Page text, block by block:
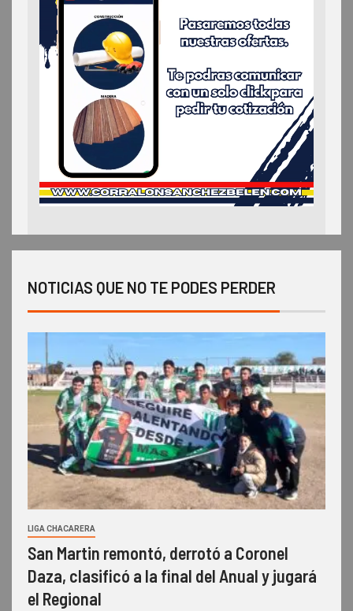
NOTICIAS QUE NO TE PODES PERDER
LIGA CHACARERA
San Martin remontó, derrotó a Coronel
Daza, clasificó a la final del Anual y jugará
el Regional